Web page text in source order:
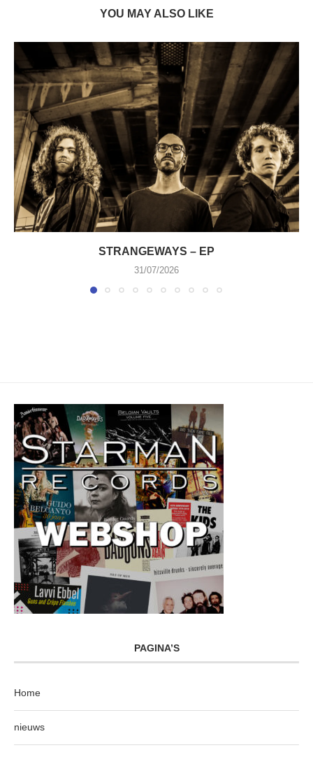
YOU MAY ALSO LIKE
STRANGEWAYS – EP
31/07/2026
PAGINA’S
Home
nieuws